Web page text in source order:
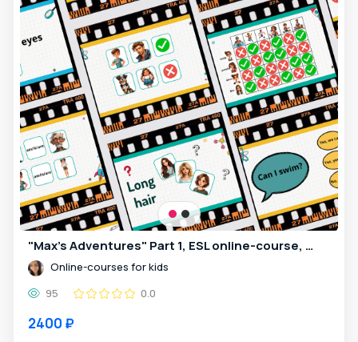
"Max's Adventures" Part 1, ESL online-course, 24 lessons for kids 6-11y.o.
Online-courses for kids
95
0.0
2400 ₽